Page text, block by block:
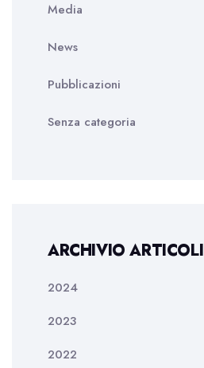
Media
News
Pubblicazioni
Senza categoria
ARCHIVIO ARTICOLI
2024
2023
2022